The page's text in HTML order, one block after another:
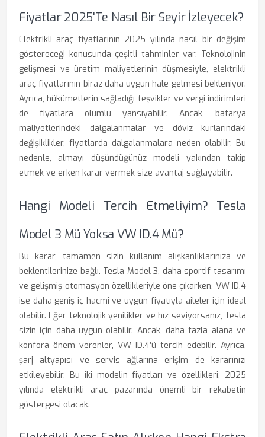
Fiyatlar 2025'te Nasıl Bir Seyir İzleyecek?
Elektrikli araç fiyatlarının 2025 yılında nasıl bir değişim
göstereceği konusunda çeşitli tahminler var. Teknolojinin
gelişmesi ve üretim maliyetlerinin düşmesiyle, elektrikli
araç fiyatlarının biraz daha uygun hale gelmesi bekleniyor.
Ayrıca, hükümetlerin sağladığı teşvikler ve vergi indirimleri
de fiyatlara olumlu yansıyabilir. Ancak, batarya
maliyetlerindeki dalgalanmalar ve döviz kurlarındaki
değişiklikler, fiyatlarda dalgalanmalara neden olabilir. Bu
nedenle, almayı düşündüğünüz modeli yakından takip
etmek ve erken karar vermek size avantaj sağlayabilir.
Hangi Modeli Tercih Etmeliyim? Tesla
Model 3 Mü Yoksa VW ID.4 Mü?
Bu karar, tamamen sizin kullanım alışkanlıklarınıza ve
beklentilerinize bağlı. Tesla Model 3, daha sportif tasarımı
ve gelişmiş otomasyon özellikleriyle öne çıkarken, VW ID.4
ise daha geniş iç hacmi ve uygun fiyatıyla aileler için ideal
olabilir. Eğer teknolojik yenilikler ve hız seviyorsanız, Tesla
sizin için daha uygun olabilir. Ancak, daha fazla alana ve
konfora önem verenler, VW ID.4’ü tercih edebilir. Ayrıca,
şarj altyapısı ve servis ağlarına erişim de kararınızı
etkileyebilir. Bu iki modelin fiyatları ve özellikleri, 2025
yılında elektrikli araç pazarında önemli bir rekabetin
göstergesi olacak.